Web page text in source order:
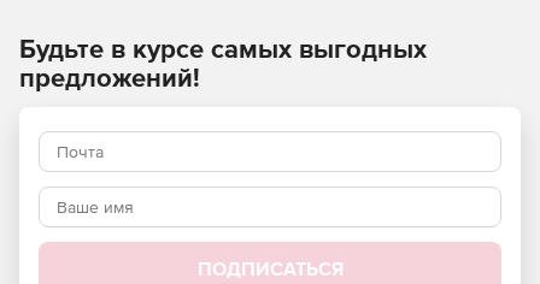
Будьте в курсе самых выгодных
предложений!
ПОДПИСАТЬСЯ